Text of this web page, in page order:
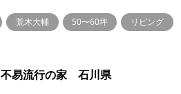
荒木大輔 50〜60坪
リビング
易流行の家 石川県